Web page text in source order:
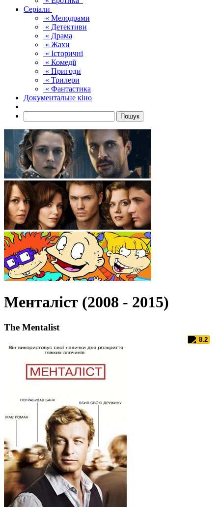
Серіали
« Мелодрами
« Детективи
« Драма
« Жахи
« Історичні
« Комедії
« Пригоди
« Трилери
« Фантастика
Документальне кіно
Пошук
Менталіст (2008 - 2015)
The Mentalist
8.2